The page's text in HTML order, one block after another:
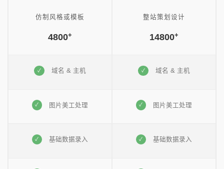
仿制风格或模板
4800+
域名 & 主机
图片美工处理
基础数据录入
整站策划设计
14800+
域名 & 主机
图片美工处理
基础数据录入